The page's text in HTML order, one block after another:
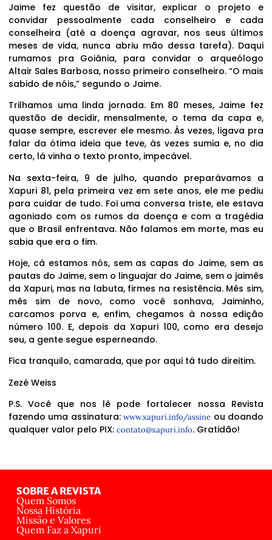
Jaime fez questão de visitar, explicar o projeto e
convidar pessoalmente cada conselheiro e cada
conselheira (até a doença agravar, nos seus últimos
meses de vida, nunca abriu mão dessa tarefa). Daqui
rumamos pra Goiânia, para convidar o arqueólogo
Altair Sales Barbosa, nosso primeiro conselheiro. “O mais
sabido de nóis,” segundo o Jaime.
Trilhamos uma linda jornada. Em 80 meses, Jaime fez
questão de decidir, mensalmente, o tema da capa e,
quase sempre, escrever ele mesmo. Às vezes, ligava pra
falar da ótima ideia que teve, às vezes sumia e, no dia
certo, lá vinha o texto pronto, impecável.
Na sexta-feira, 9 de julho, quando preparávamos a
Xapuri 81, pela primeira vez em sete anos, ele me pediu
para cuidar de tudo. Foi uma conversa triste, ele estava
agoniado com os rumos da doença e com a tragédia
que o Brasil enfrentava. Não falamos em morte, mas eu
sabia que era o fim.
Hoje, cá estamos nós, sem as capas do Jaime, sem as
pautas do Jaime, sem o linguajar do Jaime, sem o jaimês
da Xapuri, mas na labuta, firmes na resistência. Mês sim,
mês sim de novo, como você sonhava, Jaiminho,
carcamos porva e, enfim, chegamos à nossa edição
número 100. E, depois da Xapuri 100, como era desejo
seu, a gente segue esperneando.
Fica tranquilo, camarada, que por aqui tá tudo direitim.
Zezé Weiss
P.S. Você que nos lê pode fortalecer nossa Revista
fazendo uma assinatura:www.xapuri.info/assine ou doando
qualquer valor pelo PIX: contato@xapuri.info. Gratidão!
SOBRE A REVISTA
Quem Somos
Nossa História
Missão e Valores
Quem Faz a Xapuri